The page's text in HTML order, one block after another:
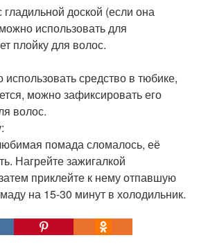
доской (если она
использовать для
плойку для волос.
средство в тюбике,
можно зафиксировать его
волос.
помада сломалось, её
Нагрейте зажигалкой
приклейте к нему отпавшую
на 15-30 минут в холодильник.